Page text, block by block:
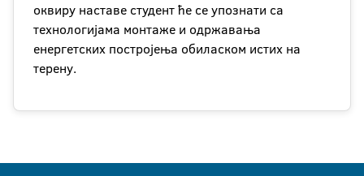
оквиру наставе студент ће се упознати са
технологијама монтаже и одржавања
енергетских постројења обиласком истих на
терену.